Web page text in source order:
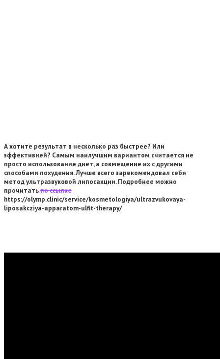
А хотите результат в несколько раз быстрее? Или
эффективней? Самым наилучшим вариантом считается не
просто использование диет, а совмещение их с другими
способами похудения. Лучше всего зарекомендовал себя
метод ультразвуковой липосакции. Подробнее можно
прочитатьпо ссылке
https://olymp.clinic/service/kosmetologiya/ultrazvukovaya-
liposakcziya-apparatom-ulfit-therapy/